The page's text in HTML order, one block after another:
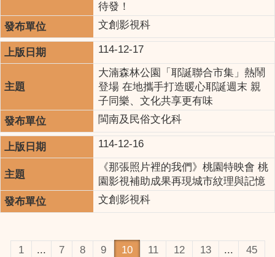
待發！
文創影視科
114-12-17
大湳森林公園「耶誕聯合市集」熱鬧
登場 在地攜手打造暖心耶誕週末 親
子同樂、文化共享更有味
閩南及民俗文化科
114-12-16
《那張照片裡的我們》桃園特映會 桃
園影視補助成果再現城市紋理與記憶
文創影視科
1 ... 7 8 9 10 11 12 13 ... 45